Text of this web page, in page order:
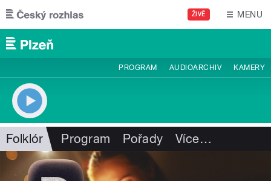
Přejít k hlavnímu obsahu
ŽIVĚ MENU
PROGRAM AUDIOARCHIV KAMERY
Folklór Program Pořady Více…